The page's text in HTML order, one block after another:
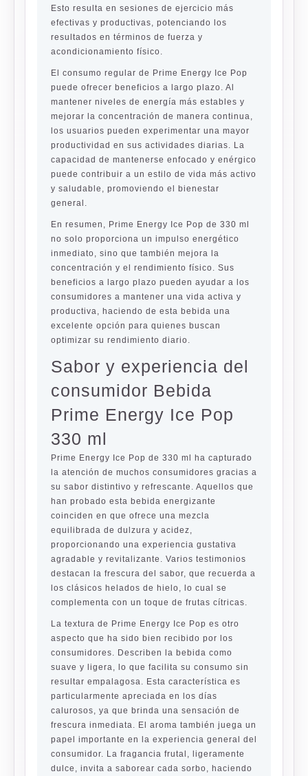
Esto resulta en sesiones de ejercicio más
efectivas y productivas, potenciando los
resultados en términos de fuerza y
acondicionamiento físico.
El consumo regular de Prime Energy Ice Pop
puede ofrecer beneficios a largo plazo. Al
mantener niveles de energía más estables y
mejorar la concentración de manera continua,
los usuarios pueden experimentar una mayor
productividad en sus actividades diarias. La
capacidad de mantenerse enfocado y enérgico
puede contribuir a un estilo de vida más activo
y saludable, promoviendo el bienestar
general.
En resumen, Prime Energy Ice Pop de 330 ml
no solo proporciona un impulso energético
inmediato, sino que también mejora la
concentración y el rendimiento físico. Sus
beneficios a largo plazo pueden ayudar a los
consumidores a mantener una vida activa y
productiva, haciendo de esta bebida una
excelente opción para quienes buscan
optimizar su rendimiento diario.
Sabor y experiencia del
consumidor Bebida
Prime Energy Ice Pop
330 ml
Prime Energy Ice Pop de 330 ml ha capturado
la atención de muchos consumidores gracias a
su sabor distintivo y refrescante. Aquellos que
han probado esta bebida energizante
coinciden en que ofrece una mezcla
equilibrada de dulzura y acidez,
proporcionando una experiencia gustativa
agradable y revitalizante. Varios testimonios
destacan la frescura del sabor, que recuerda a
los clásicos helados de hielo, lo cual se
complementa con un toque de frutas cítricas.
La textura de Prime Energy Ice Pop es otro
aspecto que ha sido bien recibido por los
consumidores. Describen la bebida como
suave y ligera, lo que facilita su consumo sin
resultar empalagosa. Esta característica es
particularmente apreciada en los días
calurosos, ya que brinda una sensación de
frescura inmediata. El aroma también juega un
papel importante en la experiencia general del
consumidor. La fragancia frutal, ligeramente
dulce, invita a saborear cada sorbo, haciendo